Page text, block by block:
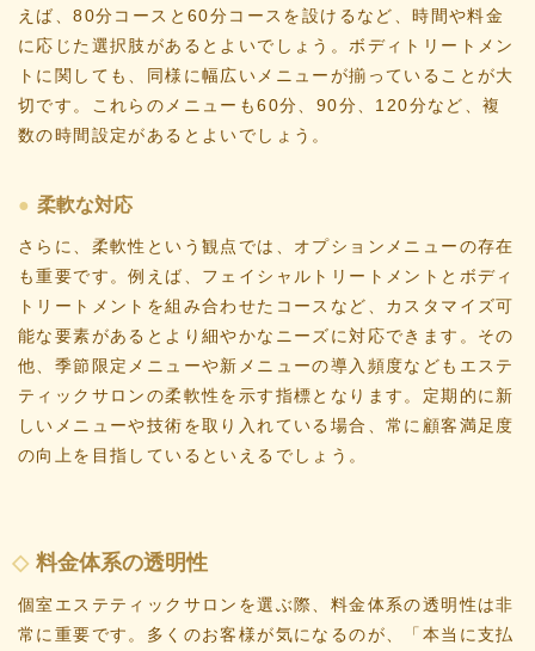
えば、80分コースと60分コースを設けるなど、時間や料金
に応じた選択肢があるとよいでしょう。ボディトリートメン
トに関しても、同様に幅広いメニューが揃っていることが大
切です。これらのメニューも60分、90分、120分など、複
数の時間設定があるとよいでしょう。
柔軟な対応
さらに、柔軟性という観点では、オプションメニューの存在
も重要です。例えば、フェイシャルトリートメントとボディ
トリートメントを組み合わせたコースなど、カスタマイズ可
能な要素があるとより細やかなニーズに対応できます。その
他、季節限定メニューや新メニューの導入頻度などもエステ
ティックサロンの柔軟性を示す指標となります。定期的に新
しいメニューや技術を取り入れている場合、常に顧客満足度
の向上を目指しているといえるでしょう。
料金体系の透明性
個室エステティックサロンを選ぶ際、料金体系の透明性は非
常に重要です。多くのお客様が気になるのが、「本当に支払